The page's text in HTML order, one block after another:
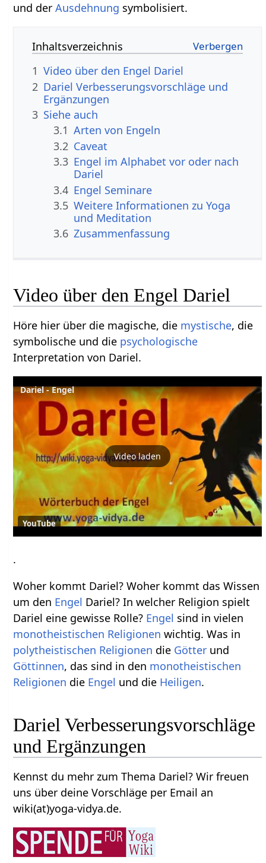
und derAusdehnung symbolisiert.
Inhaltsverzeichnis
1 Video über den Engel Dariel
2 Dariel Verbesserungsvorschläge und
Ergänzungen
3 Siehe auch
3.1 Arten von Engeln
3.2 Caveat
3.3 Engel im Alphabet vor oder nach
Dariel
3.4 Engel Seminare
3.5 Weitere Informationen zu Yoga
und Meditation
3.6 Zusammenfassung
Video über den Engel Dariel
Höre hier über die magische, die mystische, die
symbolische und die psychologische
Interpretation von Dariel.
Dariel - Engel
Video laden
YouTube
.
Woher kommt Dariel? Woher kommt das Wissen
um den Engel Dariel? In welcher Religion spielt
Dariel eine gewisse Rolle? Engel sind in vielen
monotheistischen Religionen wichtig. Was in
polytheistischen Religionen die Götter und
Göttinnen, das sind in den monotheistischen
Religionen die Engel und die Heiligen.
Dariel Verbesserungsvorschläge
und Ergänzungen
Kennst du mehr zum Thema Dariel? Wir freuen
uns über deine Vorschläge per Email an
wiki(at)yoga-vidya.de.